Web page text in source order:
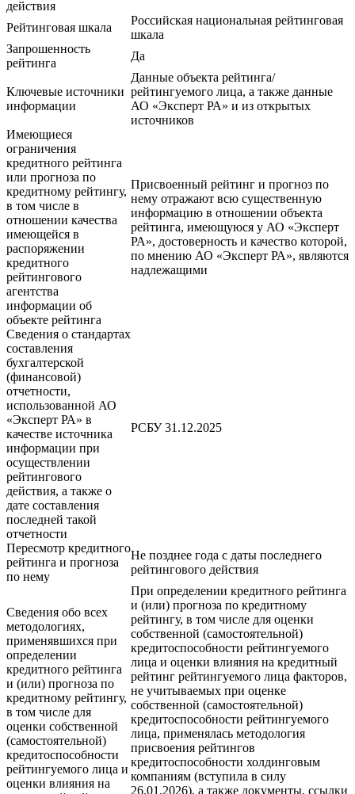
действия
Рейтинговая шкала
Российская национальная рейтинговая
шкала
Запрошенность
рейтинга
Да
Ключевые источники
информации
Данные объекта рейтинга/
рейтингуемого лица, а также данные
АО «Эксперт РА» и из открытых
источников
Имеющиеся
ограничения
кредитного рейтинга
или прогноза по
кредитному рейтингу,
в том числе в
отношении качества
имеющейся в
распоряжении
кредитного
рейтингового
агентства
информации об
объекте рейтинга
Присвоенный рейтинг и прогноз по
нему отражают всю существенную
информацию в отношении объекта
рейтинга, имеющуюся у АО «Эксперт
РА», достоверность и качество которой,
по мнению АО «Эксперт РА», являются
надлежащими
Сведения о стандартах
составления
бухгалтерской
(финансовой)
отчетности,
использованной АО
«Эксперт РА» в
качестве источника
информации при
осуществлении
рейтингового
действия, а также о
дате составления
последней такой
отчетности
РСБУ 31.12.2025
Пересмотр кредитного
рейтинга и прогноза
по нему
Не позднее года с даты последнего
рейтингового действия
Сведения обо всех
методологиях,
применявшихся при
определении
кредитного рейтинга
и (или) прогноза по
кредитному рейтингу,
в том числе для
оценки собственной
(самостоятельной)
кредитоспособности
рейтингуемого лица и
оценки влияния на
При определении кредитного рейтинга
и (или) прогноза по кредитному
рейтингу, в том числе для оценки
собственной (самостоятельной)
кредитоспособности рейтингуемого
лица и оценки влияния на кредитный
рейтинг рейтингуемого лица факторов,
не учитываемых при оценке
собственной (самостоятельной)
кредитоспособности рейтингуемого
лица, применялась методология
присвоения рейтингов
кредитоспособности холдинговым
компаниям (вступила в силу
26.01.2026), а также документы, ссылки